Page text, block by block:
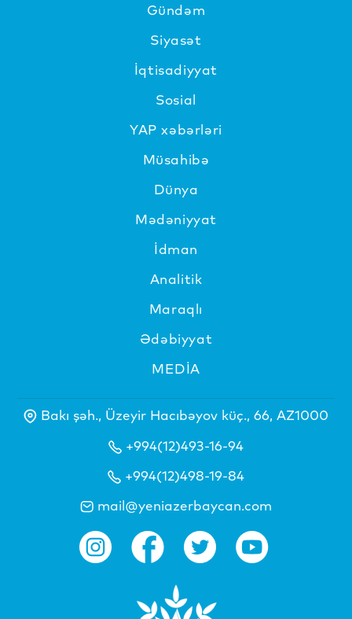
Gündəm
Siyasət
İqtisadiyyat
Sosial
YAP xəbərləri
Müsahibə
Dünya
Mədəniyyat
İdman
Analitik
Maraqlı
Ədəbiyyat
MEDİA
Bakı şəh., Üzeyir Hacıbəyov küç., 66, AZ1000
+994(12)493-16-94
+994(12)498-19-84
mail@yeniazerbaycan.com